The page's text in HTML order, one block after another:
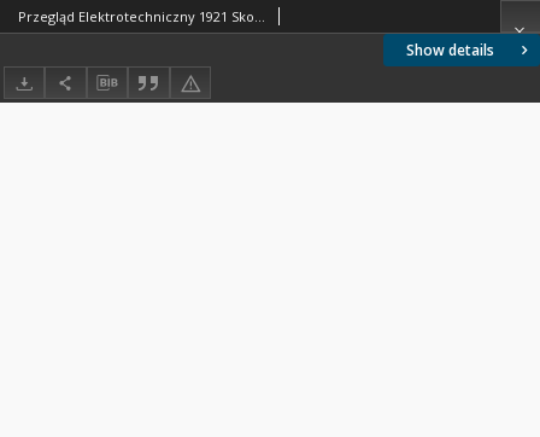
Show details
Przegląd Elektrotechniczny 1921 Skorowidz alfabetyczny